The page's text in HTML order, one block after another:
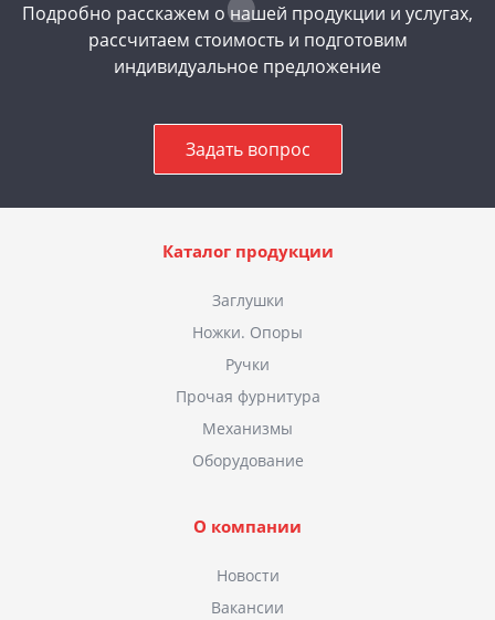
Подробно расскажем о нашей продукции и услугах,
рассчитаем стоимость и подготовим
индивидуальное предложение
Задать вопрос
Каталог продукции
Заглушки
Ножки. Опоры
Ручки
Прочая фурнитура
Механизмы
Оборудование
О компании
Новости
Вакансии